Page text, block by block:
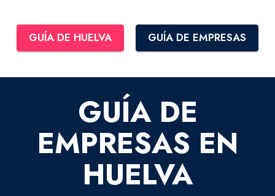
GUÍA DE HUELVA GUÍA DE EMPRESAS
GUÍA DE
EMPRESAS EN
HUELVA